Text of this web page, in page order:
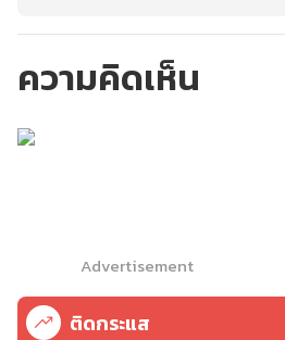
ความคิดเห็น
Advertisement
ติดกระแส